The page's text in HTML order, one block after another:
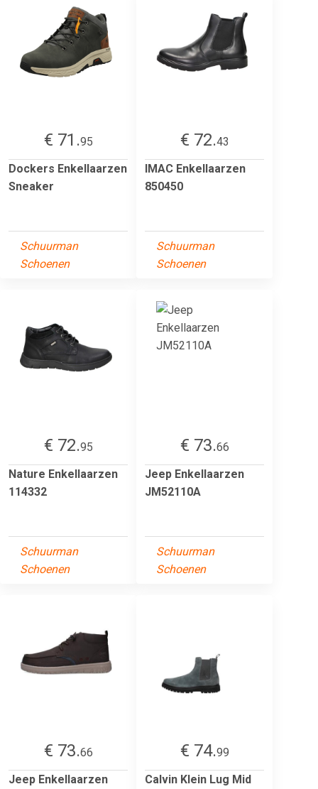
€ 71.95
Dockers Enkellaarzen
Sneaker
Schuurman
Schoenen
€ 72.43
IMAC Enkellaarzen
850450
Schuurman
Schoenen
€ 72.95
Nature Enkellaarzen
114332
Schuurman
Schoenen
€ 73.66
Jeep Enkellaarzen
JM52110A
Schuurman
Schoenen
€ 73.66
Jeep Enkellaarzen
€ 74.99
Calvin Klein Lug Mid